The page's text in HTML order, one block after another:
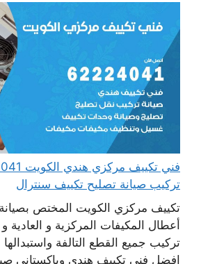
تركيب صيانة تصليح تكييف سنترال
تكييف مركزي الكويت المختص
أعطال المكيفات المركزية و العادية
تركيب جميع القطع التالفة
افضل فني تكييف هندي وباكستاني